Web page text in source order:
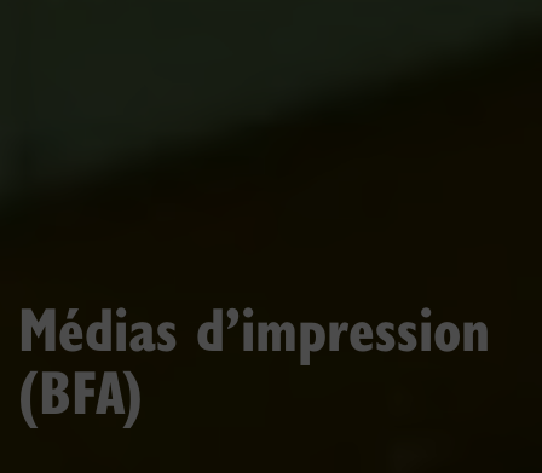
Médias d’impression
(BFA)